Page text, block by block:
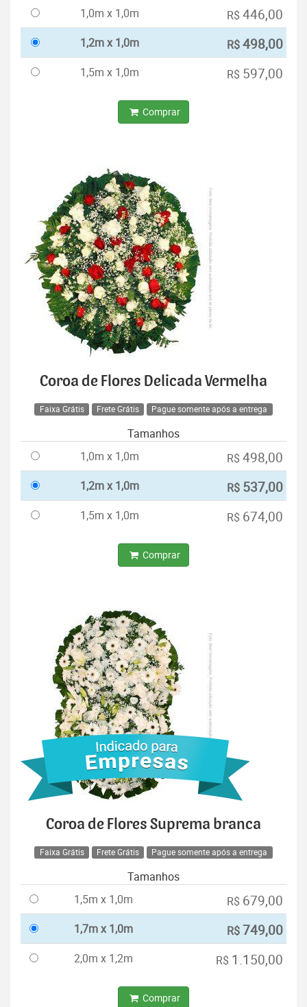
1,0m x 1,0m R$ 446,00
1,2m x 1,0m R$498,00
1,5m x 1,0m R$ 597,00
Comprar
Coroa de Flores Delicada Vermelha
Faixa Grátis Frete Grátis Pague somente após a entrega
Tamanhos
1,0m x 1,0m
R$ 498,00
1,2m x 1,0m R$ 537,00
1,5m x 1,0m R$ 674,00
Comprar
Coroa de Flores Suprema branca
Faixa Grátis Frete Grátis Pague somente após a entrega
Tamanhos
1,5m x 1,0m
R$ 679,00
1,7m x 1,0m R$749,00
2,0m x 1,2m R$ 1.150,00
Comprar